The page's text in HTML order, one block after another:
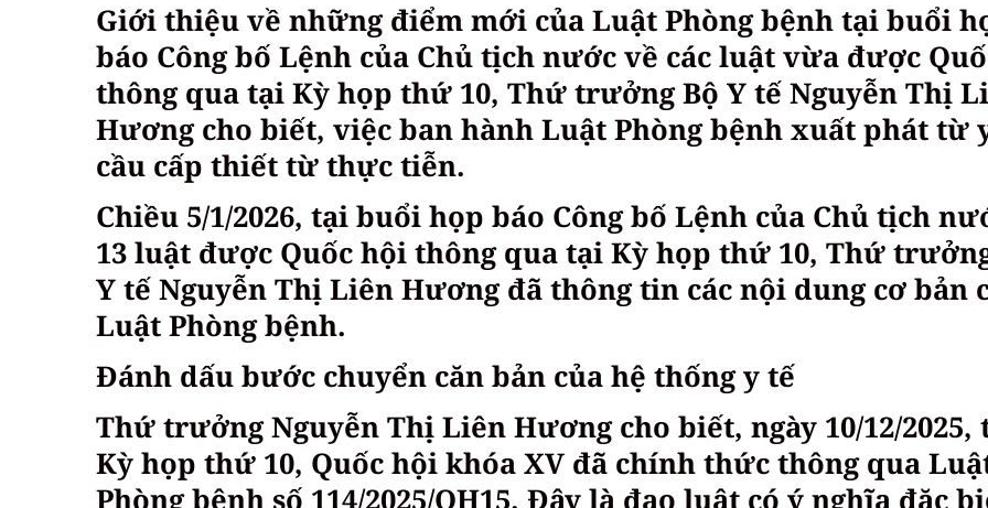
Giới thiệu về những điểm mới của Luật Phòng bệnh tại buổi
báo Công bố Lệnh của Chủ tịch nước về các luật vừa được
thông qua tại Kỳ họp thứ 10, Thứ trưởng Bộ Y tế Nguyễn Thị
Hương cho biết, việc ban hành Luật Phòng bệnh xuất phát từ
cầu cấp thiết từ thực tiễn.
Chiều 5/1/2026, tại buổi họp báo Công bố Lệnh của Chủ tịch
13 luật được Quốc hội thông qua tại Kỳ họp thứ 10, Thứ
Y tế Nguyễn Thị Liên Hương đã thông tin các nội dung cơ bản
Luật Phòng bệnh.
Đánh dấu bước chuyển căn bản của hệ thống y tế
Thứ trưởng Nguyễn Thị Liên Hương cho biết, ngày 10/12/2025,
Kỳ họp thứ 10, Quốc hội khóa XV đã chính thức thông qua
Phòng bệnh số 114/2025/QH15. Đây là đạo luật có ý nghĩa đặc